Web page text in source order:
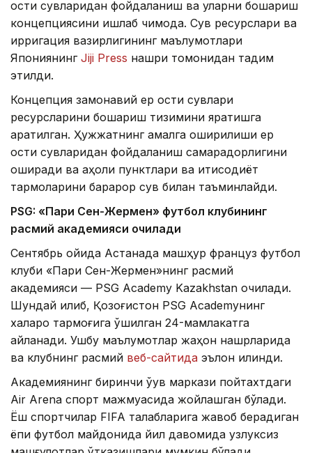
ости сувларидан фойдаланиш ва уларни бошқариш
концепциясини ишлаб чиқмоқда. Сув ресурслари ва
ирригация вазирлигининг маълумотлари
Япониянинг Jiji Press нашри томонидан тақдим
этилди.
Концепция замонавий ер ости сувлари
ресурсларини бошқариш тизимини яратишга
қаратилган. Ҳужжатнинг амалга оширилиши ер
ости сувларидан фойдаланиш самарадорлигини
оширади ва аҳоли пунктлари ва иқтисодиёт
тармоқларини барқарор сув билан таъминлайди.
PSG: «Пари Сен-Жермен» футбол клубининг
расмий академияси очилади
Сентябрь ойида Астанада машҳур француз футбол
клуби «Пари Сен-Жермен»нинг расмий
академияси — PSG Academy Kazakhstan очилади.
Шундай қилиб, Қозоғистон PSG Academyнинг
халқаро тармоғига қўшилган 24-мамлакатга
айланади. Ушбу маълумотлар жаҳон нашрларида
ва клубнинг расмий веб-сайтида эълон қилинди.
Академиянинг биринчи ўқув маркази пойтахтдаги
Air Arena спорт мажмуасида жойлашган бўлади.
Ёш спортчилар FIFA талабларига жавоб берадиган
ёпиқ футбол майдонида йил давомида узлуксиз